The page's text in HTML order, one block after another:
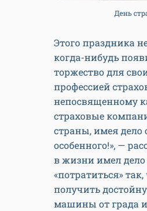
День
Этого праздника
когда-нибудь
торжество для
профессией
непосвященному
страховые
страны, имея дело
особенного!», —
в жизни имел
«потратиться»
получить
машины от града и